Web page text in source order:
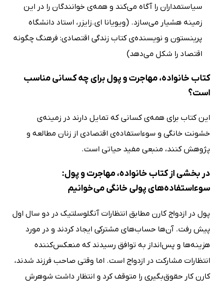
سیاستمداران را آگاه می‌کند و همه‌ی خوانندگان را در این
زمینه هشیار می‌سازد. (ویویانا ای.زایزر، استاد دانشگاه
پرینستون و نویسنده‌ی کتاب زندگی اقتصادی: فرهنگ چگونه
اقتصاد را شکل می‌دهد)
کتاب خانواده، مهاجرت و پول برای چه کسانی مناسب
است؟
این کتاب برای همه‌ی کسانی که تمایل دارند در زمینه‌ی
خشونت خانگی و سوءاستفاده‌ی اقتصادی از زنان مطالعه و
پژوهش کنند، منبعی مفید حیاتی است.
در بخشی از کتاب خانواده، مهاجرت و پول:
سوءاستفاده‌های پولی خانگی می‌خوانیم
پول در ازدواج کارن مطابق انتظارات آنگلوسلتیک در دو سال اول
پیش رفت. آن‌ها حساب‌های مشترکی ایجاد کردند و در مورد
هزینه‌ها و پس‌انداز به توافق رسیدند که منعکس‌کننده
انتظارات مشارکت در ازدواج است. اما وقتی صاحب فرزند شدند،
کارن کار حقوق‌بگیری را متوقف کرد و انتظار داشت شوهرش